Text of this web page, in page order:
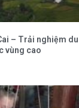
– Trải nghiệm
vùng cao